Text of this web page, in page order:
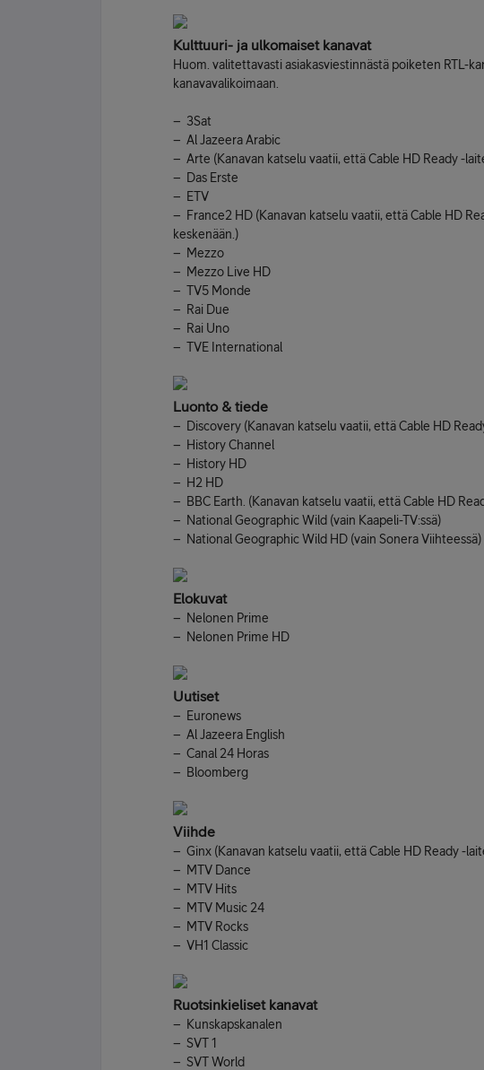
Kulttuuri- ja ulkomaiset kanavat
Huom. valitettavasti asiakasviestinnästä poiketen RTL-
kanavavalikoimaan.
– 3Sat
– Al Jazeera Arabic
– Arte (Kanavan katselu vaatii, että Cable HD Ready -
– Das Erste
– ETV
– France2 HD (Kanavan katselu vaatii, että Cable HD
keskenään.)
– Mezzo
– Mezzo Live HD
– TV5 Monde
– Rai Due
– Rai Uno
– TVE International
Luonto & tiede
– Discovery (Kanavan katselu vaatii, että Cable HD
– History Channel
– History HD
– H2 HD
– BBC Earth. (Kanavan katselu vaatii, että Cable HD
– National Geographic Wild (vain Kaapeli-TV:ssä)
– National Geographic Wild HD (vain Sonera Viihteessä)
Elokuvat
– Nelonen Prime
– Nelonen Prime HD
Uutiset
– Euronews
– Al Jazeera English
– Canal 24 Horas
– Bloomberg
Viihde
– Ginx (Kanavan katselu vaatii, että Cable HD Ready -
– MTV Dance
– MTV Hits
– MTV Music 24
– MTV Rocks
– VH1 Classic
Ruotsinkieliset kanavat
– Kunskapskanalen
– SVT 1
– SVT World